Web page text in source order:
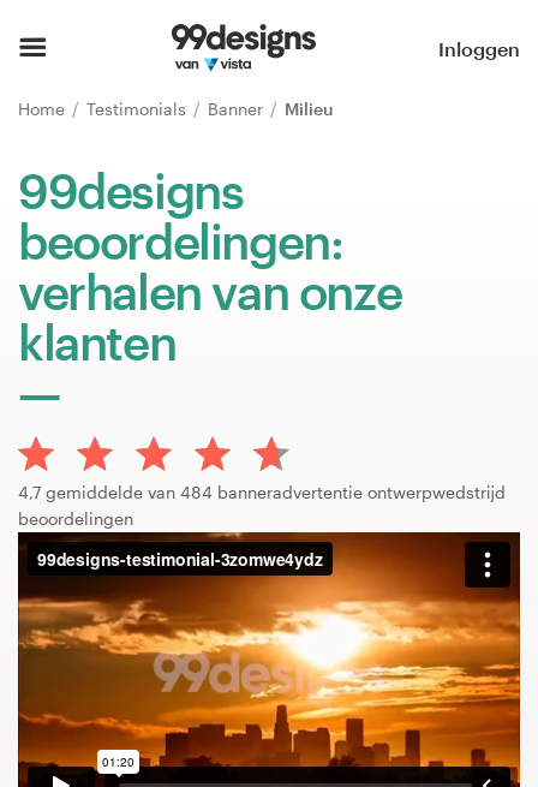
Inloggen
Home Testimonials Banner Milieu
99designs
beoordelingen:
verhalen van onze
klanten
4,7 gemiddelde van 484 banneradvertentie ontwerpwedstrijd
beoordelingen
Blader door categorieën
Hoe het werkt
Vind een designer
Inspiratie
99designs Pro
Ontwerpdiensten
Ontwerpwedstrijden
Vind een designer
Ontdek inspiratie
99designs Studio